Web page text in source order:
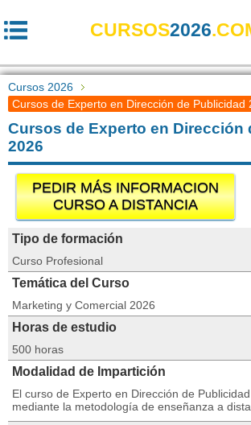
CURSOS2026
Cursos 2026
Cursos de Experto en Dirección de Publicidad
Cursos de Experto en Dirección
2026
PEDIR MÁS INFORMACION
CURSO A DISTANCIA
Tipo de formación
Curso Profesional
Temática del Curso
Marketing y Comercial 2026
Horas de estudio
500 horas
Modalidad de Impartición
El curso de Experto en Dirección de
mediante la metodología de enseñanza a